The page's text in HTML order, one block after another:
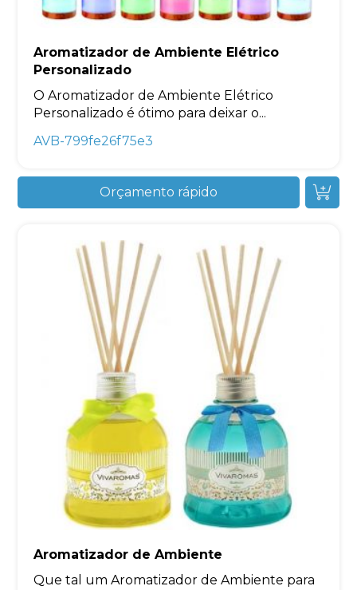
Aromatizador de Ambiente Elétrico
Personalizado
O Aromatizador de Ambiente Elétrico
Personalizado é ótimo para deixar o...
AVB-799fe26f75e3
Orçamento rápido
Aromatizador de Ambiente
Que tal um Aromatizador de Ambiente para